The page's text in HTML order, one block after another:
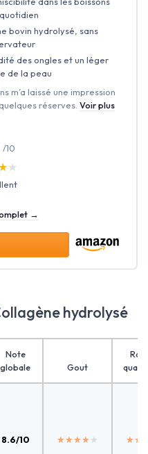
bovin hydrolysé, sans
des ongles et un léger
de la peau
m’a laissé une impression
réserves. Voir plus
/10
→
hydrolysé
Note
globale
Gout
8.6/10 ★★★★★
★★★★★